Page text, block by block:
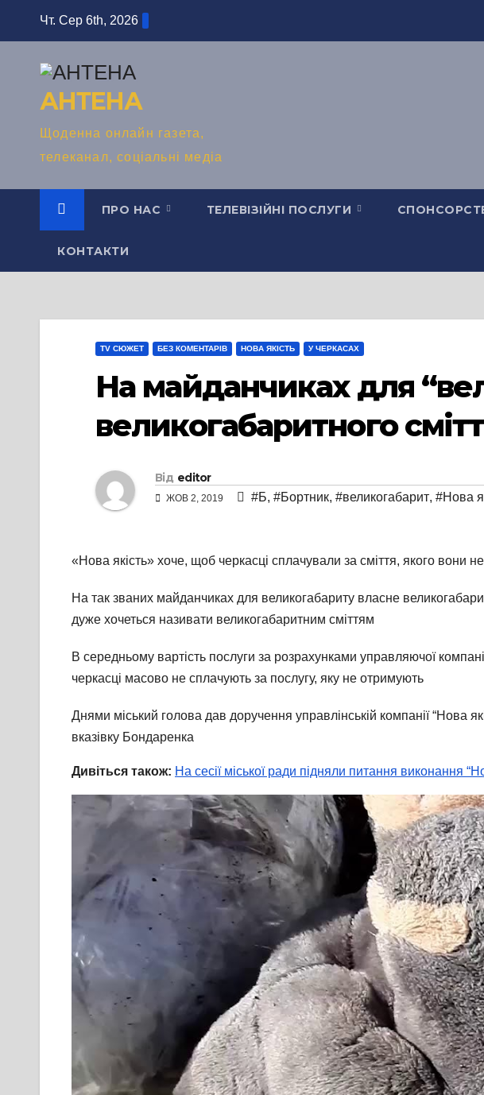
Чт. Сер 6th, 2026
АНТЕНА
Щоденна онлайн газета,
телеканал, соціальні медіа
ПРО НАС ТЕЛЕВІЗІЙНІ ПОСЛУГИ
КОНТАКТИ
TV СЮЖЕТ БЕЗ КОМЕНТАРІВ НОВА ЯКІСТЬ У ЧЕРКАСАХ
На майданчиках для
великогабаритного
Від editor
ЖОВ 2, 2019 #Б, #Бортник, #великогабарит, #Нова
«Нова якість» хоче, щоб черкасці сплачували за сміття, якого вони
На так званих майданчиках для великогабариту власне
дуже хочеться називати великогабаритним сміттям
В середньому вартість послуги за розрахунками управляючої
черкасці масово не сплачують за послугу, яку не отримують
Днями міський голова дав доручення управлінській компанії “Нова
вказівку Бондаренка
Дивіться також: На сесії міської ради підняли питання виконання